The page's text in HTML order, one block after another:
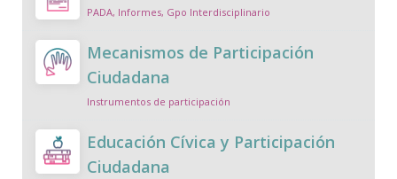
PADA, Informes, Gpo Interdisciplinario
Mecanismos de Participación
Ciudadana
Instrumentos de participación
Educación Cívica y Participación
Ciudadana